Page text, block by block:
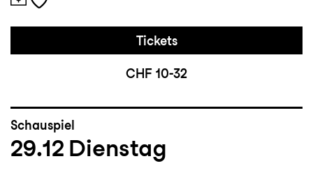
Tickets
CHF 10-32
Schauspiel
29.12 Dienstag